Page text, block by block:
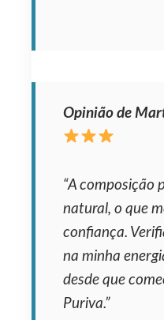
Opinião de
“A composição
natural, o que
confiança.
na minha
desde que
Puriva.”